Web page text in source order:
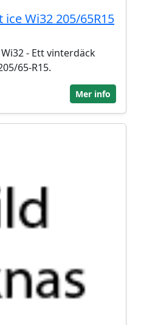
Wi32 205/65R15
- Ett vinterdäck
65-R15.
Mer info